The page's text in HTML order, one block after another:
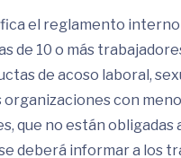
el reglamento
de 10 o más
de acoso laboral,
organizaciones con
que no están obligadas
deberá informar a los